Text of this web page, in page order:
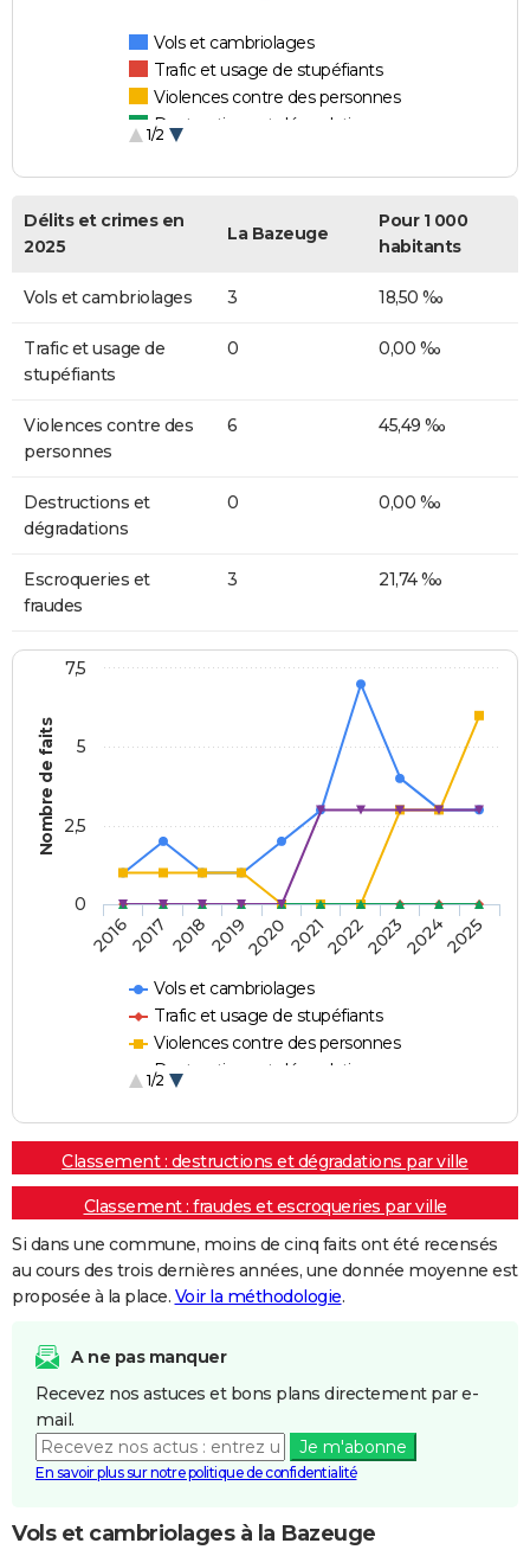
Vols et cambriolages
Trafic et usage de stupéfiants
Violences contre des personnes
Destructions et dégradations
1/2
Délits et crimes en
2025
La Bazeuge
Pour 1 000
habitants
Vols et cambriolages 3 18,50 ‰
Trafic et usage de
stupéfiants
0 0,00 ‰
Violences contre des
personnes
6 45,49 ‰
Destructions et
dégradations
0 0,00 ‰
Escroqueries et
fraudes
3 21,74 ‰
Nombre de faits
Vols et cambriolages
Trafic et usage de stupéfiants
Violences contre des personnes
Destructions et dégradations
1/2
20162017 20182019202020212022202320242025
0
2,5
5
7,5
Classement : destructions et dégradations par ville
Classement : fraudes et escroqueries par ville
Si dans une commune, moins de cinq faits ont été recensés
au cours des trois dernières années, une donnée moyenne est
proposée à la place. Voir la méthodologie.
A ne pas manquer
Recevez nos astuces et bons plans directement par e-
mail.
Je m'abonne
En savoir plus sur notre politique de confidentialité
Vols et cambriolages à la Bazeuge